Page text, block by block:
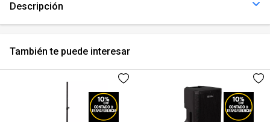
Descripción
También te puede interesar